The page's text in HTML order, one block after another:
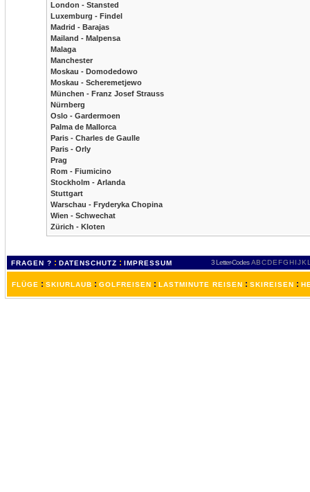
London - Stansted
Luxemburg - Findel
Madrid - Barajas
Mailand - Malpensa
Malaga
Manchester
Moskau - Domodedowo
Moskau - Scheremetjewo
München - Franz Josef Strauss
Nürnberg
Oslo - Gardermoen
Palma de Mallorca
Paris - Charles de Gaulle
Paris - Orly
Prag
Rom - Fiumicino
Stockholm - Arlanda
Stuttgart
Warschau - Fryderyka Chopina
Wien - Schwechat
Zürich - Kloten
FRAGEN ? : DATENSCHUTZ : IMPRESSUM 3 Letter-Codes ABCDEFGH IJKL
FLÜGE : SKIURLAUB : GOLFREISEN : LASTMINUTE REISEN : SKIREISEN :